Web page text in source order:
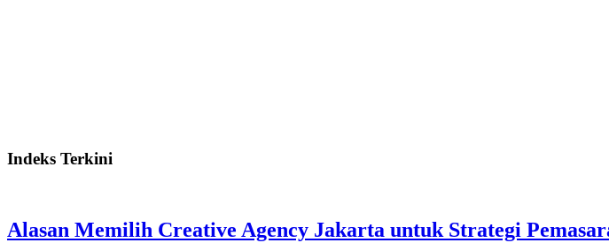
Indeks Terkini
Alasan Memilih Creative Agency Jakarta untuk Strategi